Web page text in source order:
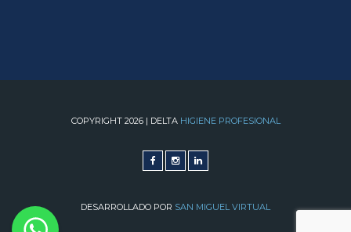
COPYRIGHT 2026 | DELTA HIGIENE PROFESIONAL
DESARROLLADO POR SAN MIGUEL VIRTUAL